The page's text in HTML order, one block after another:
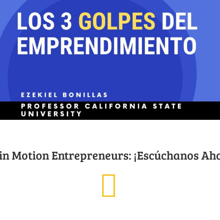
Motion Entrepreneurs: ¡Escúchanos